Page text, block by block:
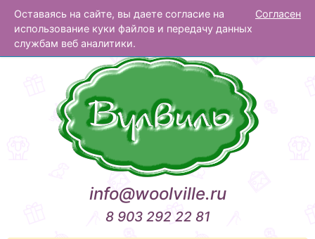
Оставаясь на сайте, вы даете согласие на
использование куки файлов и передачу данных
службам веб аналитики.
Согласен
Вулвиль
info@woolville.ru
8 903 292 22 81